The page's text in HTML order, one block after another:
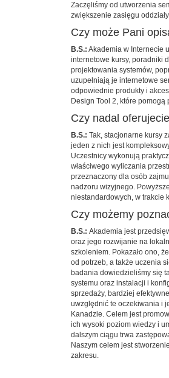
Zaczęliśmy od utworzenia
zwiększenie zasięgu
Czy może Pani
B.S.: Akademia w Internecie
internetowe kursy, poradniki
projektowania systemów,
uzupełniają je internetowe
odpowiednie produkty i
Design Tool 2, które
Czy nadal
B.S.: Tak, stacjonarne kursy
jeden z nich jest
Uczestnicy wykonują
właściwego wyliczania
przeznaczony dla osób
nadzoru wizyjnego.
niestandardowych, w trakcie
Czy możemy
B.S.: Akademia jest
oraz jego rozwijanie na
szkoleniem. Pokazało ono,
od potrzeb, a także uczenia
badania dowiedzieliśmy się
systemu oraz instalacji i
sprzedaży, bardziej
uwzględnić te oczekiwania i
Kanadzie. Celem jest
ich wysoki poziom wiedzy i
dalszym ciągu trwa
Naszym celem jest
zakresu.